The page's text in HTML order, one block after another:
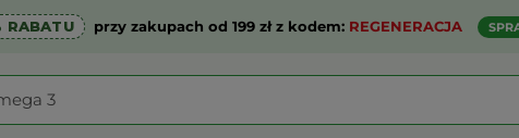
RABATU przy zakupach od 199 zł z kodem: REGENERACJA